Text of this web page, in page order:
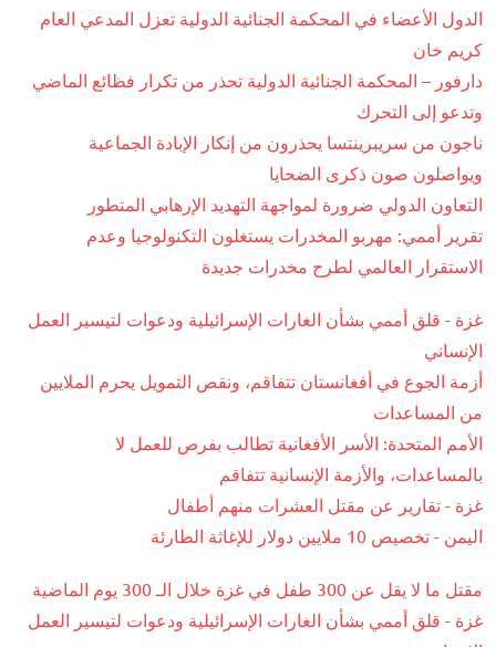
الدول الأعضاء في المحكمة الجنائية الدولية تعزل المدعي العام
كريم خان
دارفور – المحكمة الجنائية الدولية تحذر من تكرار فظائع الماضي
وتدعو إلى التحرك
ناجون من سريبرينتسا يحذرون من إنكار الإبادة الجماعية
ويواصلون صون ذكرى الضحايا
التعاون الدولي ضرورة لمواجهة التهديد الإرهابي المتطور
تقرير أممي: مهربو المخدرات يستغلون التكنولوجيا وعدم
الاستقرار العالمي لطرح مخدرات جديدة
غزة - قلق أممي بشأن الغارات الإسرائيلية ودعوات لتيسير العمل
الإنساني
أزمة الجوع في أفغانستان تتفاقم، ونقص التمويل يحرم الملايين
من المساعدات
الأمم المتحدة: الأسر الأفغانية تطالب بفرص للعمل لا
بالمساعدات، والأزمة الإنسانية تتفاقم
غزة - تقارير عن مقتل العشرات منهم أطفال
اليمن - تخصيص 10 ملايين دولار للإغاثة الطارئة
مقتل ما لا يقل عن 300 طفل في غزة خلال الـ 300 يوم الماضية
غزة - قلق أممي بشأن الغارات الإسرائيلية ودعوات لتيسير العمل